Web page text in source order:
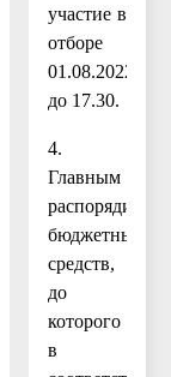
участие в
отборе
01.08.2022
до 17.30.
4.
Главным
распорядителем
бюджетных
средств,
до
которого
в